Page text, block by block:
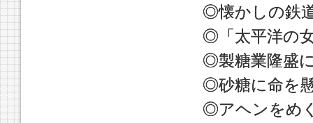
◎懐かしの鉄
◎「太平洋の
◎製糖業隆盛
◎砂糖に命を
◎アヘンをめ